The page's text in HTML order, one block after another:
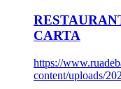
CARTA
https://
content/uploads/